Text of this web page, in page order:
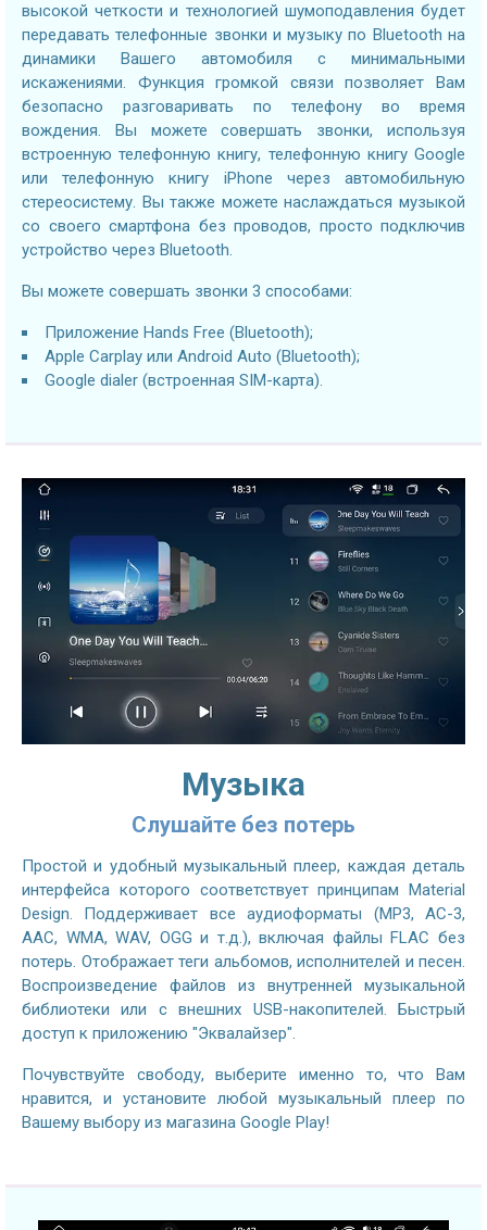
высокой четкости и технологией шумоподавления будет
передавать телефонные звонки и музыку по Bluetooth на
динамики Вашего автомобиля с минимальными
искажениями. Функция громкой связи позволяет Вам
безопасно разговаривать по телефону во время
вождения. Вы можете совершать звонки, используя
встроенную телефонную книгу, телефонную книгу Google
или телефонную книгу iPhone через автомобильную
стереосистему. Вы также можете наслаждаться музыкой
со своего смартфона без проводов, просто подключив
устройство через Bluetooth.
Вы можете совершать звонки 3 способами:
Приложение Hands Free (Bluetooth);
Apple Carplay или Android Auto (Bluetooth);
Google dialer (встроенная SIM-карта).
Музыка
Слушайте без потерь
Простой и удобный музыкальный плеер, каждая деталь
интерфейса которого соответствует принципам Material
Design. Поддерживает все аудиоформаты (MP3, AC-3,
AAC, WMA, WAV, OGG и т.д.), включая файлы FLAC без
потерь. Отображает теги альбомов, исполнителей и песен.
Воспроизведение файлов из внутренней музыкальной
библиотеки или с внешних USB-накопителей. Быстрый
доступ к приложению "Эквалайзер".
Почувствуйте свободу, выберите именно то, что Вам
нравится, и установите любой музыкальный плеер по
Вашему выбору из магазина Google Play!